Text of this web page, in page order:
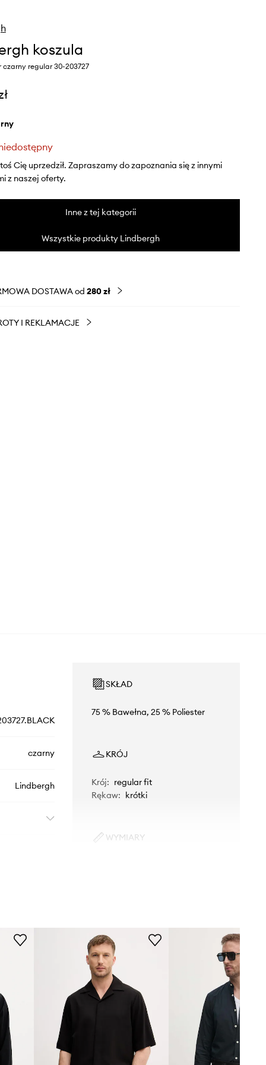
koszula
czarny regular 30-203727
Cię uprzedził. Zapraszamy do zapoznania się z innymi
z naszej oferty.
Inne z tej kategorii
Wszystkie produkty Lindbergh
DOSTAWA od 280 zł
I REKLAMACJE
czarny
Lindbergh
SKŁAD
75 % Bawełna, 25 % Poliester
KRÓJ
Krój: regular fit
Rękaw: krótki
WYMIARY
Tabela rozmiarów